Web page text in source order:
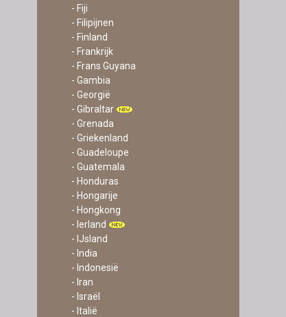
- Fiji
- Filipijnen
- Finland
- Frankrijk
- Frans Guyana
- Gambia
- Georgië
- Gibraltar
- Grenada
- Griekenland
- Guadeloupe
- Guatemala
- Honduras
- Hongarije
- Hongkong
- Ierland
- IJsland
- India
- Indonesië
- Iran
- Israël
- Italië